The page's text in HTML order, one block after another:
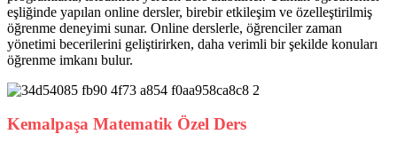
eşliğinde yapılan online dersler, birebir etkileşim ve özelleştirilmiş
öğrenme deneyimi sunar. Online derslerle, öğrenciler zaman
yönetimi becerilerini geliştirirken, daha verimli bir şekilde konuları
öğrenme imkanı bulur.
Kemalpaşa Matematik Özel Ders